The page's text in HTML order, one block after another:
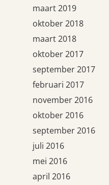
maart 2019
oktober 2018
maart 2018
oktober 2017
september 2017
februari 2017
november 2016
oktober 2016
september 2016
juli 2016
mei 2016
april 2016